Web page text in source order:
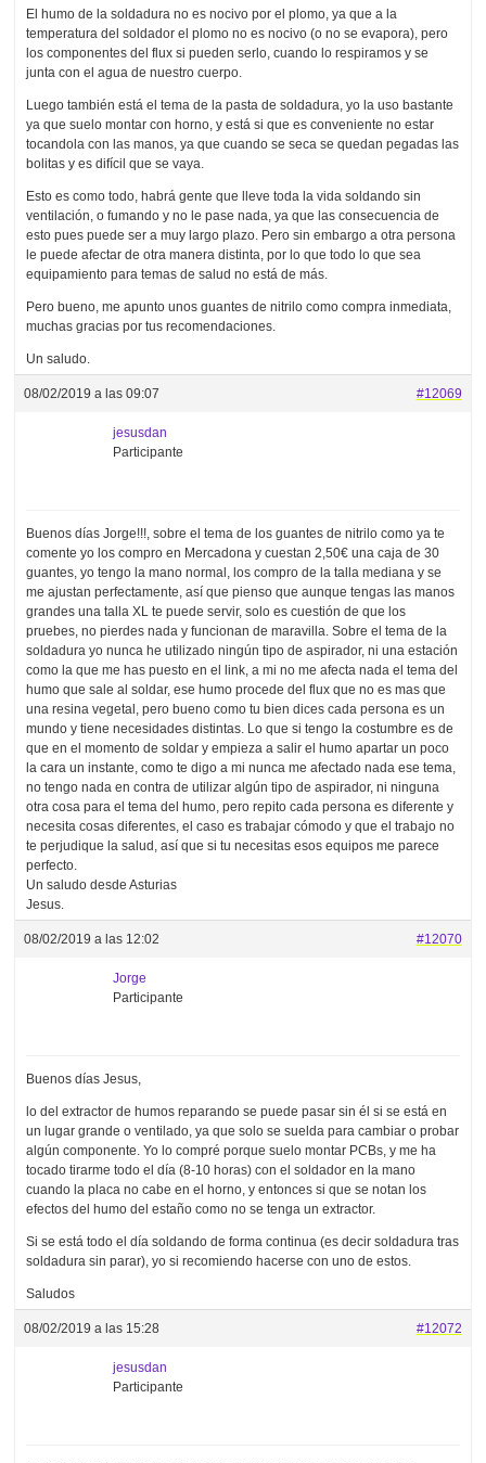
El humo de la soldadura no es nocivo por el plomo, ya que a la
temperatura del soldador el plomo no es nocivo (o no se evapora), pero
los componentes del flux si pueden serlo, cuando lo respiramos y se
junta con el agua de nuestro cuerpo.
Luego también está el tema de la pasta de soldadura, yo la uso bastante
ya que suelo montar con horno, y está si que es conveniente no estar
tocandola con las manos, ya que cuando se seca se quedan pegadas las
bolitas y es difícil que se vaya.
Esto es como todo, habrá gente que lleve toda la vida soldando sin
ventilación, o fumando y no le pase nada, ya que las consecuencia de
esto pues puede ser a muy largo plazo. Pero sin embargo a otra persona
le puede afectar de otra manera distinta, por lo que todo lo que sea
equipamiento para temas de salud no está de más.
Pero bueno, me apunto unos guantes de nitrilo como compra inmediata,
muchas gracias por tus recomendaciones.
Un saludo.
08/02/2019 a las 09:07 #12069
jesusdan
Participante
Buenos días Jorge!!!, sobre el tema de los guantes de nitrilo como ya te
comente yo los compro en Mercadona y cuestan 2,50€ una caja de 30
guantes, yo tengo la mano normal, los compro de la talla mediana y se
me ajustan perfectamente, así que pienso que aunque tengas las manos
grandes una talla XL te puede servir, solo es cuestión de que los
pruebes, no pierdes nada y funcionan de maravilla. Sobre el tema de la
soldadura yo nunca he utilizado ningún tipo de aspirador, ni una estación
como la que me has puesto en el link, a mi no me afecta nada el tema del
humo que sale al soldar, ese humo procede del flux que no es mas que
una resina vegetal, pero bueno como tu bien dices cada persona es un
mundo y tiene necesidades distintas. Lo que si tengo la costumbre es de
que en el momento de soldar y empieza a salir el humo apartar un poco
la cara un instante, como te digo a mi nunca me afectado nada ese tema,
no tengo nada en contra de utilizar algún tipo de aspirador, ni ninguna
otra cosa para el tema del humo, pero repito cada persona es diferente y
necesita cosas diferentes, el caso es trabajar cómodo y que el trabajo no
te perjudique la salud, así que si tu necesitas esos equipos me parece
perfecto.
Un saludo desde Asturias
Jesus.
08/02/2019 a las 12:02 #12070
Jorge
Participante
Buenos días Jesus,
lo del extractor de humos reparando se puede pasar sin él si se está en
un lugar grande o ventilado, ya que solo se suelda para cambiar o probar
algún componente. Yo lo compré porque suelo montar PCBs, y me ha
tocado tirarme todo el día (8-10 horas) con el soldador en la mano
cuando la placa no cabe en el horno, y entonces si que se notan los
efectos del humo del estaño como no se tenga un extractor.
Si se está todo el día soldando de forma continua (es decir soldadura tras
soldadura sin parar), yo si recomiendo hacerse con uno de estos.
Saludos
08/02/2019 a las 15:28 #12072
jesusdan
Participante